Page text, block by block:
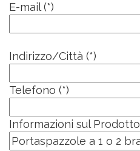
E-mail (*)
Indirizzo/Città (*)
Telefono (*)
Informazioni sul Prodotto